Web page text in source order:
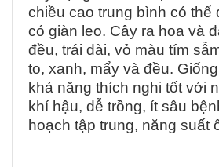
chiều cao trung bình có thể
có giàn leo. Cây ra hoa và
đều, trái dài, vỏ màu tím
to, xanh, mẩy và đều.
khả năng thích nghi tốt với
khí hậu, dễ trồng, ít sâu
hoạch tập trung, năng suất